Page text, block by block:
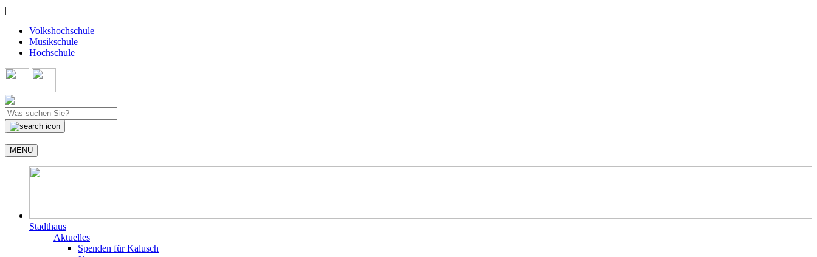
|
Volkshochschule
Musikschule
Hochschule
MENU
Stadthaus
Aktuelles
Spenden für Kalusch